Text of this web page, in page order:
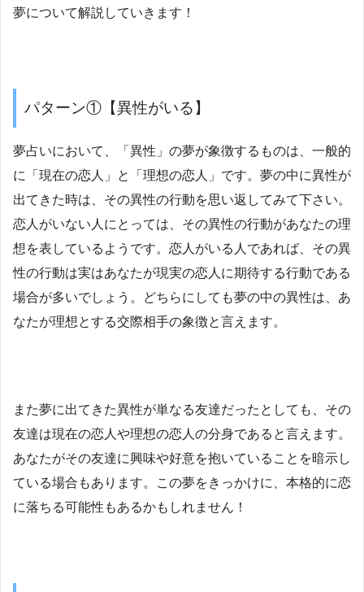
夢について解説していきます！
パターン①【異性がいる】
夢占いにおいて、「異性」の夢が象徴するものは、一般的
に「現在の恋人」と「理想の恋人」です。夢の中に異性が
出てきた時は、その異性の行動を思い返してみて下さい。
恋人がいない人にとっては、その異性の行動があなたの理
想を表しているようです。恋人がいる人であれば、その異
性の行動は実はあなたが現実の恋人に期待する行動である
場合が多いでしょう。どちらにしても夢の中の異性は、あ
なたが理想とする交際相手の象徴と言えます。
また夢に出てきた異性が単なる友達だったとしても、その
友達は現在の恋人や理想の恋人の分身であると言えます。
あなたがその友達に興味や好意を抱いていることを暗示し
ている場合もあります。この夢をきっかけに、本格的に恋
に落ちる可能性もあるかもしれません！